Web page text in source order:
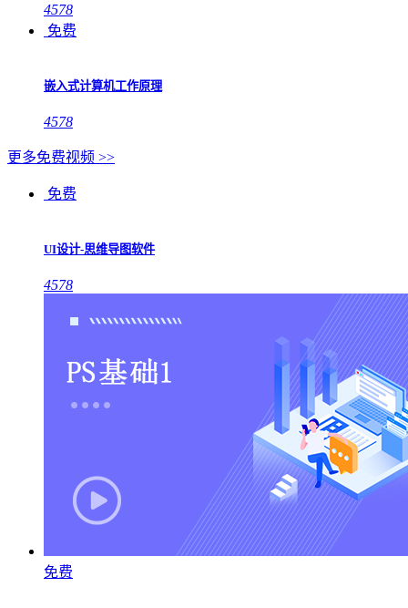
4578
免费
嵌入式计算机工作原理
4578
更多免费视频 >>
免费
UI设计-思维导图软件
4578
免费